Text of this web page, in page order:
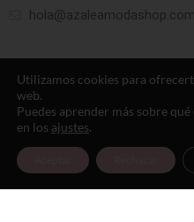
hola@azaleamodashop.com
© 2025, azaleamodashop.
Utilizamos cookies para
web.
Puedes aprender más sobre
en los ajustes.